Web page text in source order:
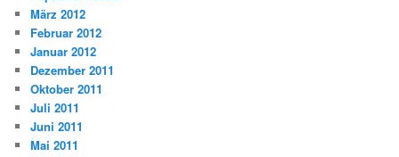
März 2012
Februar 2012
Januar 2012
Dezember 2011
Oktober 2011
Juli 2011
Juni 2011
Mai 2011